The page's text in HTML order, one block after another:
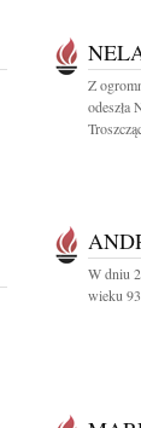
Z
odeszła
W dniu
wieku